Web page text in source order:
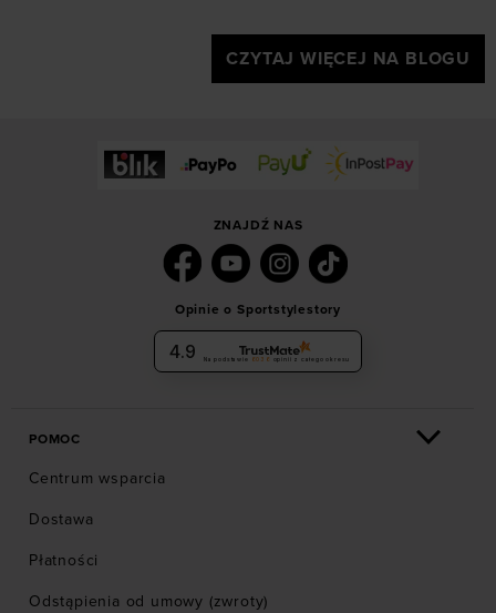
CZYTAJ WIĘCEJ NA BLOGU
ZNAJDŹ NAS
Opinie o Sportstylestory
4.9 Na podstawie 6036 opinii z całego okresu
POMOC
Centrum wsparcia
Dostawa
Płatności
Odstąpienia od umowy (zwroty)